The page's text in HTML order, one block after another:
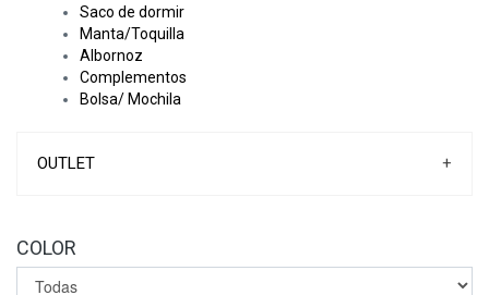
Saco de dormir
Manta/Toquilla
Albornoz
Complementos
Bolsa/ Mochila
OUTLET +
COLOR